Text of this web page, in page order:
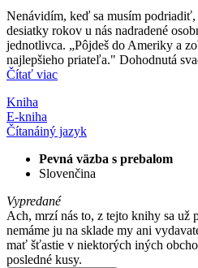
Nenávidím, keď sa musím podriadiť,
desiatky rokov u nás nadradené
jednotlivca. „Pôjdeš do Ameriky a
najlepšieho priateľa." Dohodnutá
Čítať viac
Kniha
E-kniha
Čítanáiný jazyk
Pevná väzba s prebalom
Slovenčina
Vypredané
Ach, mrzí nás to, z tejto knihy sa už
nemáme ju na sklade my ani
mať šťastie v niektorých iných
posledné kusy.